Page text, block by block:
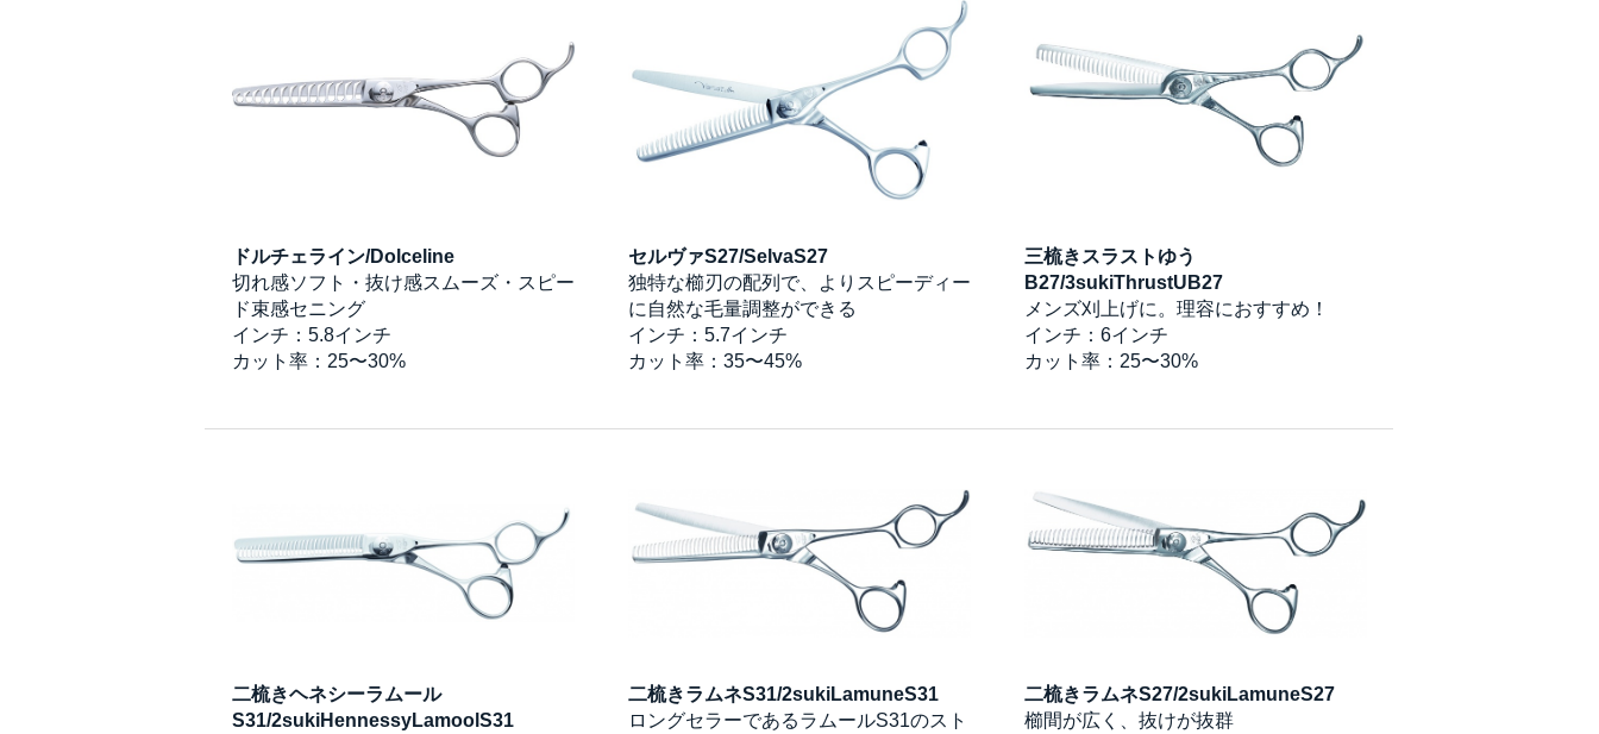
ドルチェライン/Dolceline
切れ感ソフト・抜け感スムーズ・スピー
ド束感セニング
インチ：5.8インチ
カット率：25〜30%
セルヴァS27/SelvaS27
独特な櫛刃の配列で、よりスピーディー
に自然な毛量調整ができる
インチ：5.7インチ
カット率：35〜45%
三梳きスラストゆう
B27/3sukiThrustUB27
メンズ刈上げに。理容におすすめ！
インチ：6インチ
カット率：25〜30%
二梳きヘネシーラムール
S31/2sukiHennessyLamoolS31
二梳きラムネS31/2sukiLamuneS31
ロングセラーであるラムールS31のスト
二梳きラムネS27/2sukiLamuneS27
櫛間が広く、抜けが抜群